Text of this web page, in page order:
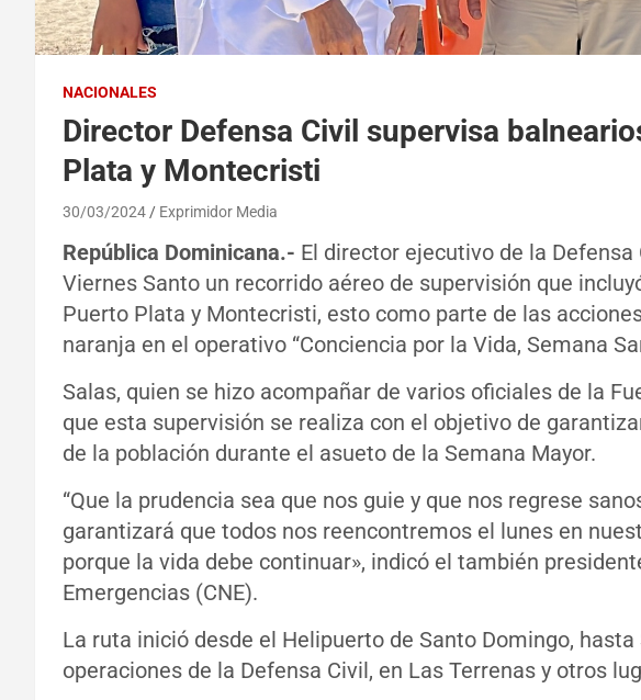
NACIONALES
Director Defensa Civil supervisa
Plata y Montecristi
30/03/2024 Exprimidor Media
República Dominicana.- El director ejecutivo de la
Viernes Santo un recorrido aéreo de supervisión que
Puerto Plata y Montecristi, esto como parte de las
naranja en el operativo “Conciencia por la Vida, Semana
Salas, quien se hizo acompañar de varios oficiales de la
que esta supervisión se realiza con el objetivo de
de la población durante el asueto de la Semana Mayor.
“Que la prudencia sea que nos guie y que nos regrese
garantizará que todos nos reencontremos el lunes en
porque la vida debe continuar», indicó el también
Emergencias (CNE).
La ruta inició desde el Helipuerto de Santo Domingo,
operaciones de la Defensa Civil, en Las Terrenas y otros